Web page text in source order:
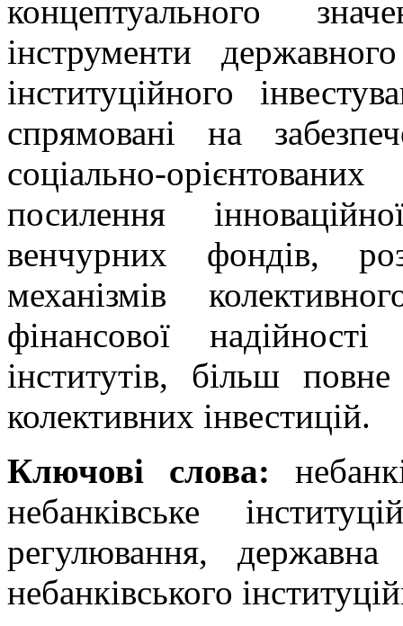
концептуального
інструменти
інституційного
спрямовані на
соціально-
посилення
венчурних фондів,
механізмів
фінансової
інститутів, більш
колективних інвестицій.
Ключові слова:
небанківське
регулювання, державна
небанківського